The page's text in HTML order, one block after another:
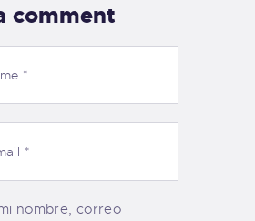
comment
nombre, correo